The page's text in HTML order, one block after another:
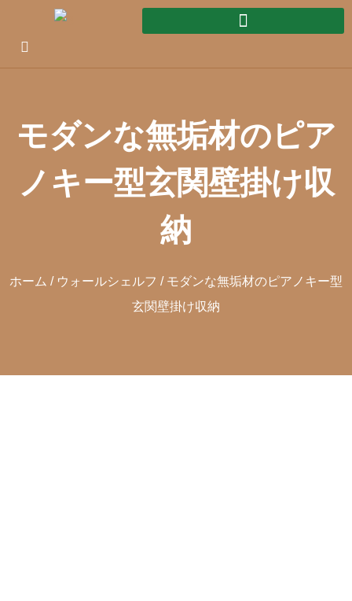
モダンな無垢材のピア
ノキー型玄関壁掛け収
納
ホーム / ウォールシェルフ / モダンな無垢材のピアノキー型
玄関壁掛け収納